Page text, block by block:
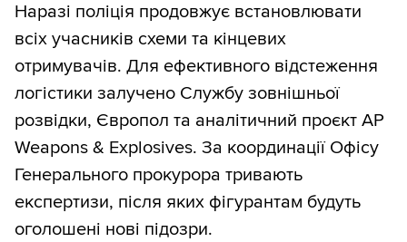
Наразі поліція продовжує встановлювати
всіх учасників схеми та кінцевих
отримувачів. Для ефективного відстеження
логістики залучено Службу зовнішньої
розвідки, Європол та аналітичний проєкт AP
Weapons & Explosives. За координації Офісу
Генерального прокурора тривають
експертизи, після яких фігурантам будуть
оголошені нові підозри.